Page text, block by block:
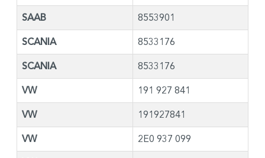
SAAB 8553901
SCANIA 8533176
SCANIA 8533176
VW 191 927 841
VW 191927841
VW 2E0 937 099